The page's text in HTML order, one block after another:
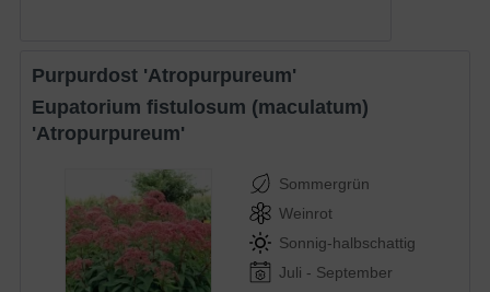
Purpurdost 'Atropurpureum'
Eupatorium fistulosum (maculatum)
'Atropurpureum'
Sommergrün
Weinrot
Sonnig-halbschattig
Juli - September